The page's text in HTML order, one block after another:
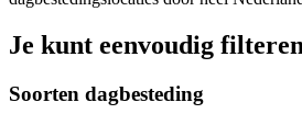
Je kunt eenvoudig
Soorten dagbesteding